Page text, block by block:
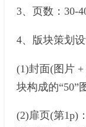
3、页数：30-
4、版块策划
(1)封面(图片
块构成的“50”
(2)扉页(第1p)